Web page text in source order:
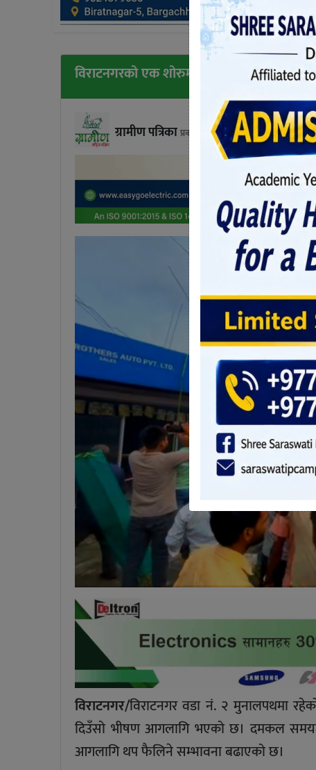
विराटनगरको एक शोरुममा भीषण आगलागि,
ग्रामीण पत्रिकाप्रकाशित बुधबार, आश्विन ०९, २०८१
विराटनगर/विराटनगर वडा नं. २ मुनालपथमा
दिउँसो भीषण आगलागि भएको छ। दमकल
आगलागि थप फैलिने सम्भावना बढाएको छ।